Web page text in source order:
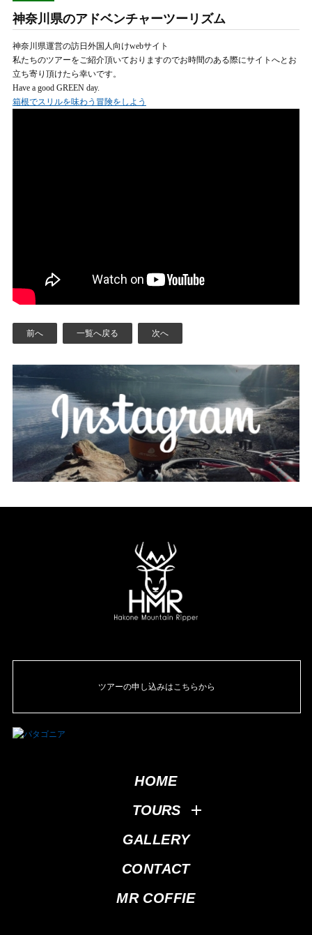
神奈川県のアドベンチャーツーリズム
神奈川県運営の訪日外国人向けwebサイト
私たちのツアーをご紹介頂いておりますのでお時間のある際にサイトへとお
立ち寄り頂けたら幸いです。
Have a good GREEN day.
箱根でスリルを味わう冒険をしよう
前へ 一覧へ戻る 次へ
ツアーの申し込みはこちらから
HOME
TOURS
GALLERY
CONTACT
MR COFFIE